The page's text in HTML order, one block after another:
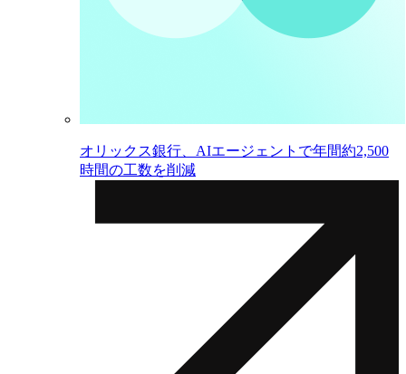
オリックス銀行、AIエージェントで年間約2,500
時間の工数を削減